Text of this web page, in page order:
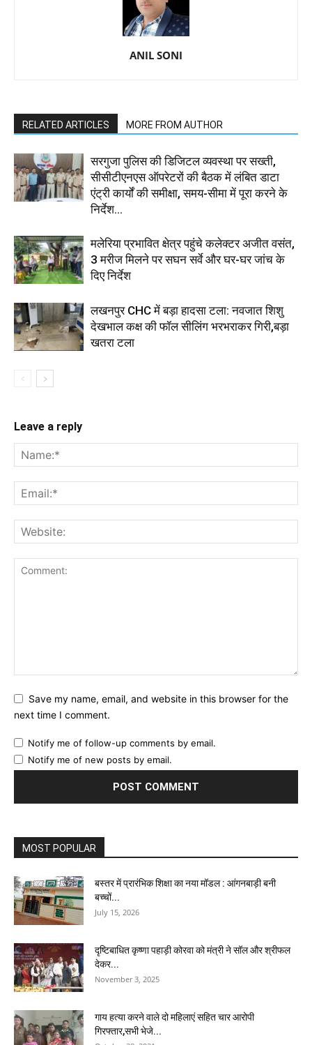
ANIL SONI
RELATED ARTICLES MORE FROM AUTHOR
सरगुजा पुलिस की डिजिटल व्यवस्था पर सख्ती,
सीसीटीएनएस ऑपरेटरों की बैठक में लंबित डाटा
एंट्री कार्यों की समीक्षा, समय-सीमा में पूरा करने के
निर्देश...
मलेरिया प्रभावित क्षेत्र पहुंचे कलेक्टर अजीत वसंत,
3 मरीज मिलने पर सघन सर्वे और घर-घर जांच के
दिए निर्देश
लखनपुर CHC में बड़ा हादसा टला: नवजात शिशु
देखभाल कक्ष की फॉल सीलिंग भरभराकर गिरी,बड़ा
खतरा टला
Leave a reply
Save my name, email, and website in this browser for the
next time I comment.
Notify me of follow-up comments by email.
Notify me of new posts by email.
MOST POPULAR
बस्तर में प्रारंभिक शिक्षा का नया मॉडल : आंगनबाड़ी बनी
बच्चों...
July 15, 2026
दृष्टिबाधित कृष्णा पहाड़ी कोरवा को मंत्री ने सॉल और श्रीफल
देकर...
November 3, 2025
गाय हत्या करने वाले दो महिलाएं सहित चार आरोपी
गिरफ्तार,सभी भेजे...